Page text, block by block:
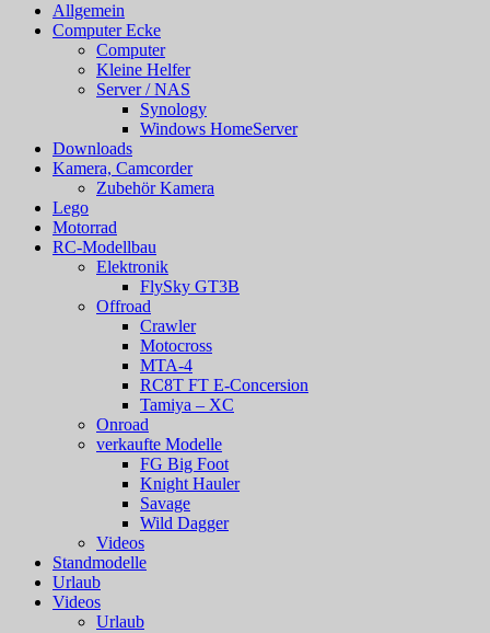
Allgemein
Computer Ecke
Computer
Kleine Helfer
Server / NAS
Synology
Windows HomeServer
Downloads
Kamera, Camcorder
Zubehör Kamera
Lego
Motorrad
RC-Modellbau
Elektronik
FlySky GT3B
Offroad
Crawler
Motocross
MTA-4
RC8T FT E-Concersion
Tamiya – XC
Onroad
verkaufte Modelle
FG Big Foot
Knight Hauler
Savage
Wild Dagger
Videos
Standmodelle
Urlaub
Videos
Urlaub